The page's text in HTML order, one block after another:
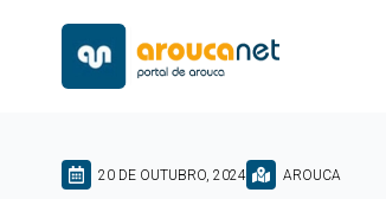
20 DE OUTUBRO, 2024 AROUCA